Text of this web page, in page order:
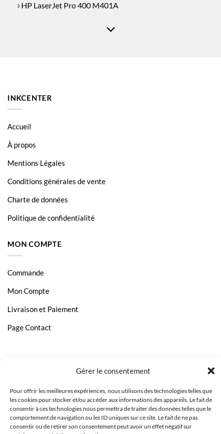
Gérer le consentement
Pour offrir les meilleures expériences, nous utilisons des technologies telles que
les cookies pour stocker et/ou accéder aux informations des appareils. Le fait de
consentir à ces technologies nous permettra de traiter des données telles que le
comportement de navigation ou les ID uniques sur ce site. Le fait de ne pas
consentir ou de retirer son consentement peut avoir un effet négatif sur
HP LaserJet Pro 400 M401A
INKCENTER
Accueil
À propos
Mentions Légales
Conditions générales de vente
Charte de données
Politique de confidentialité
MON COMPTE
Commande
Mon Compte
Livraison et Paiement
Page Contact